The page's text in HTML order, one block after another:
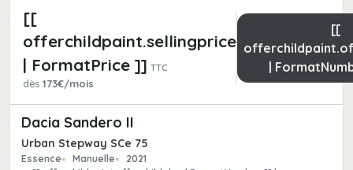
[[
offerchildpaint.sellingpricepart_ttc
| FormatPrice ]] TTC
dès 173€/mois
[[
|
Dacia Sandero II
Urban Stepway SCe 75
Essence Manuelle
2021